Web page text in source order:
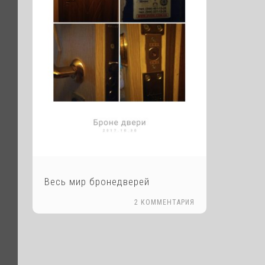
Весь мир бронедверей
2 КОММЕНТАРИЯ